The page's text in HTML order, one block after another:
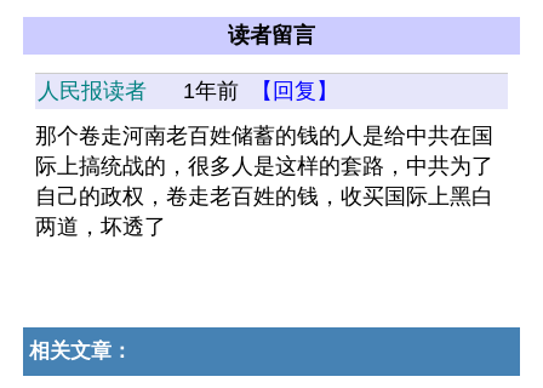
读者留言
人民报读者 1年前
【回复】
那个卷走河南老百姓储蓄的钱的人是给中共在国
际上搞统战的，很多人是这样的套路，中共为了
自己的政权，卷走老百姓的钱，收买国际上黑白
两道，坏透了
相关文章：